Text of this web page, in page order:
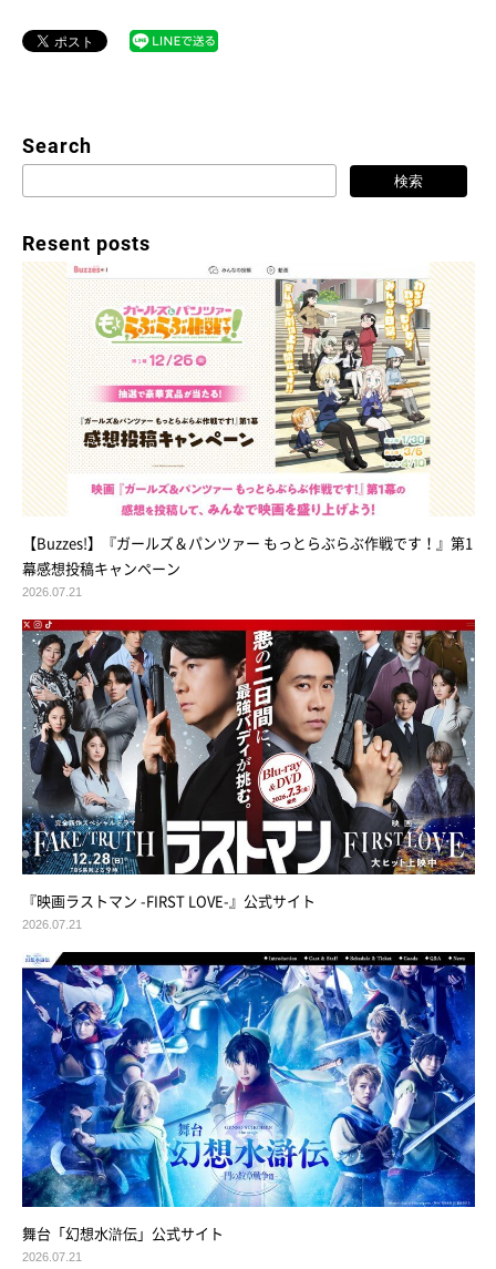
Search
Resent posts
【Buzzes!】『ガールズ＆パンツァー もっとらぶらぶ作戦です！』第1
幕感想投稿キャンペーン
2026.07.21
『映画ラストマン -FIRST LOVE-』公式サイト
2026.07.21
舞台「幻想水滸伝」公式サイト
2026.07.21